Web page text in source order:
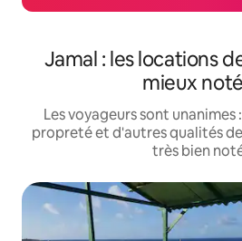
Jamal : les locations
mieux
Les voyageurs sont
propreté et d'autres qualités
très bien